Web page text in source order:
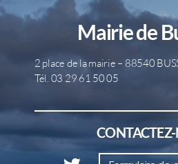
Mairie de
2 place de la mairie – 88540
Tél. 03 29 61 50 05